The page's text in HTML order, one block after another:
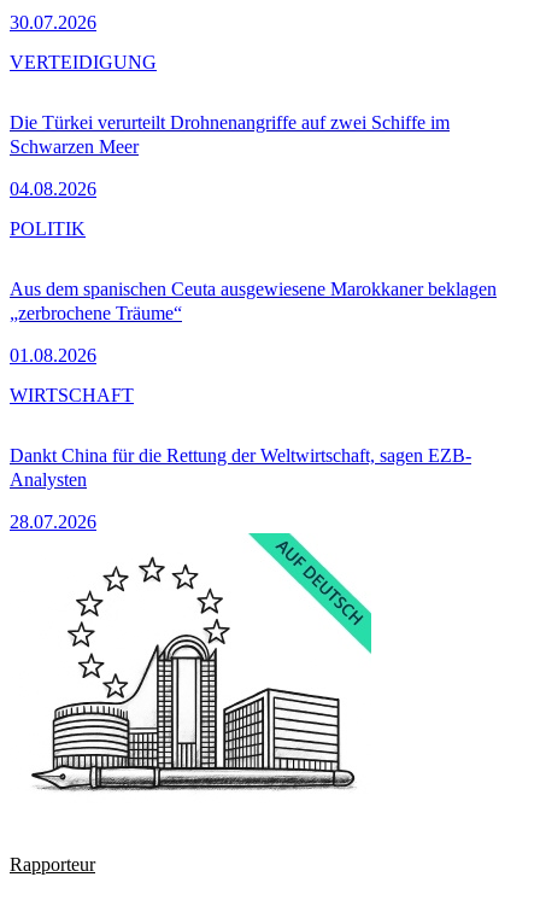
30.07.2026
Die Türkei verurteilt Drohnenangriffe auf zwei Schiffe im
Schwarzen Meer
04.08.2026
VERTEIDIGUNG
Aus dem spanischen Ceuta ausgewiesene Marokkaner beklagen
„zerbrochene Träume“
01.08.2026
POLITIK
Dankt China für die Rettung der Weltwirtschaft, sagen EZB-
Analysten
28.07.2026
WIRTSCHAFT
Rapporteur